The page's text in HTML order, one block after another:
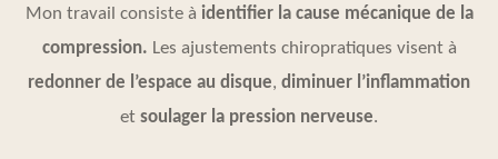
Mon travail consiste à identifier la cause mécanique de la
compression. Les ajustements chiropratiques visent à
redonner de l’espace au disque, diminuer l’inflammation
et soulager la pression nerveuse.